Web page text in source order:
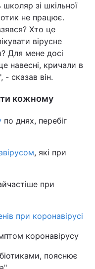
школяр зі шкільної
не працює.
Хто це
вірусне
Для мене досі
навесні, кричали в
- сказав він.
кожному
по днях, перебіг
, які при
при
при коронавірусі
коронавірусу
пояснює